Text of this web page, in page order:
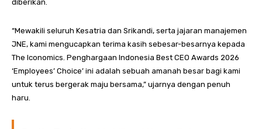
diberikan.
“Mewakili seluruh Kesatria dan Srikandi, serta jajaran manajemen
JNE, kami mengucapkan terima kasih sebesar-besarnya kepada
The Iconomics. Penghargaan Indonesia Best CEO Awards 2026
‘Employees’ Choice’ ini adalah sebuah amanah besar bagi kami
untuk terus bergerak maju bersama,” ujarnya dengan penuh
haru.